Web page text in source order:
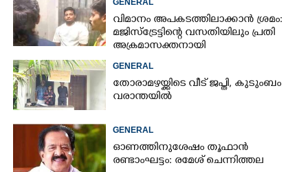
വിമാനം അപകടത്തിലാക്കാൻ ശ്രമം:
മജിസ്ട്രേട്ടിന്റെ വസതിയിലും പ്രതി
അക്രമാസക്തനായി
GENERAL
തോരാമഴയ്ക്കിടെ വീട് ജപ്തി, കുടുംബം
വരാന്തയിൽ
GENERAL
ഓണത്തിനുശേഷം തൂഫാൻ
രണ്ടാംഘട്ടം: രമേശ് ചെന്നിത്തല